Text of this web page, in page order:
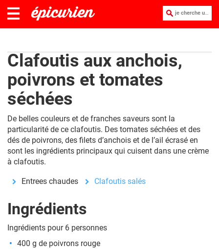
je cherche une recette :
Clafoutis aux anchois,
poivrons et tomates
séchées
De belles couleurs et de franches saveurs sont la
particularité de ce clafoutis. Des tomates séchées et des
dés de poivrons, des filets d’anchois et de l’ail écrasé en
sont les ingrédients principaux qui cuisent dans une crème
à clafoutis.
Entrees chaudes Clafoutis salés
Ingrédients
Ingrédients pour 6 personnes
400 g de poivrons rouge